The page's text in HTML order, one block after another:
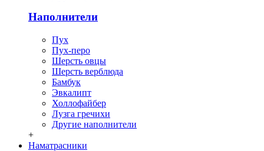
Наполнители
Пух
Пух-перо
Шерсть овцы
Шерсть верблюда
Бамбук
Эвкалипт
Холлофайбер
Лузга гречихи
Другие наполнители
+
Наматрасники